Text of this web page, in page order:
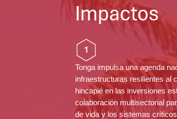
Impactos
1
Tonga impulsa una agenda
infraestructuras resilientes al
hincapié en las inversiones
colaboración multisectorial
de vida y los sistemas